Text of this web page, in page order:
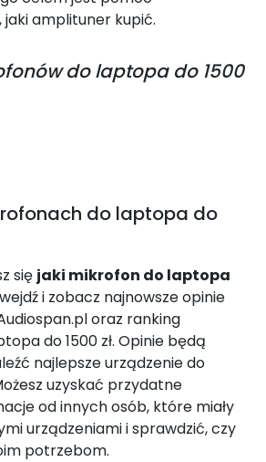
jaki amplituner kupić.
do laptopa do 1500
do laptopa do
się jaki mikrofon do laptopa
wejdź i zobacz najnowsze opinie
oraz ranking
do 1500 zł. Opinie będą
najlepsze urządzenie do
uzyskać przydatne
od innych osób, które miały
urządzeniami i sprawdzić, czy
potrzebom.